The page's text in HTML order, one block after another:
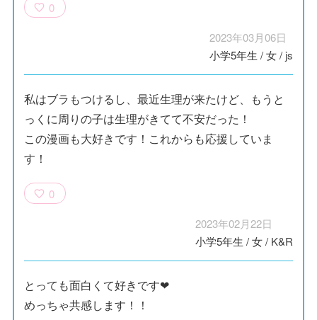
0
2023年03月06日
小学5年生 /女/ js
私はブラもつけるし、最近生理が来たけど、もうと
っくに周りの子は生理がきてて不安だった！
この漫画も大好きです！これからも応援していま
す！
0
2023年02月22日
小学5年生 /女/ K&R
とっても面白くて好きです❤
めっちゃ共感します！！